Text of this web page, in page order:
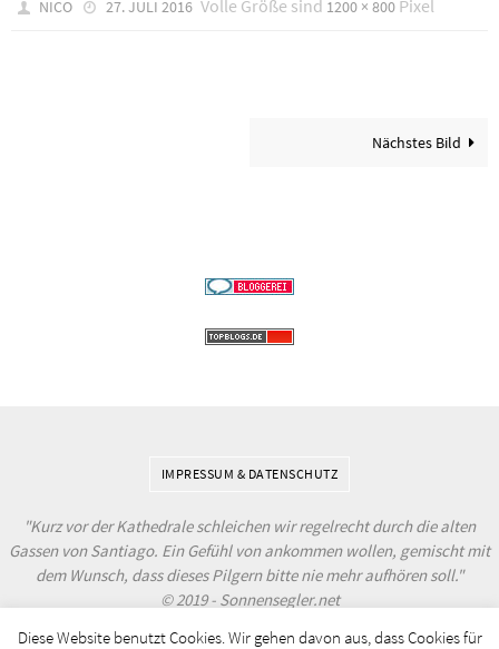
NICO 27. JULI 2016 Volle Größe sind 1200 × 800Pixel
Nächstes Bild
IMPRESSUM & DATENSCHUTZ
"Kurz vor der Kathedrale schleichen wir regelrecht durch die alten
Gassen von Santiago. Ein Gefühl von ankommen wollen, gemischt mit
dem Wunsch, dass dieses Pilgern bitte nie mehr aufhören soll."
© 2019 - Sonnensegler.net
Powered byNirvana&WordPress.
Diese Website benutzt Cookies. Wir gehen davon aus, dass Cookies für